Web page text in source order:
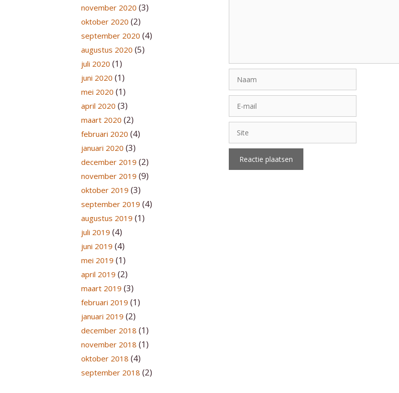
mail
november 2020 (3)
oktober 2020 (2)
september 2020 (4)
augustus 2020 (5)
juli 2020 (1)
juni 2020 (1)
mei 2020 (1)
april 2020 (3)
maart 2020 (2)
februari 2020 (4)
januari 2020 (3)
december 2019 (2)
november 2019 (9)
oktober 2019 (3)
september 2019 (4)
augustus 2019 (1)
juli 2019 (4)
juni 2019 (4)
mei 2019 (1)
april 2019 (2)
maart 2019 (3)
februari 2019 (1)
januari 2019 (2)
december 2018 (1)
november 2018 (1)
oktober 2018 (4)
september 2018 (2)